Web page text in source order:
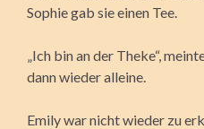
Sophie gab sie einen Tee.
„Ich bin an der Theke“,
dann wieder alleine.
Emily war nicht wieder zu